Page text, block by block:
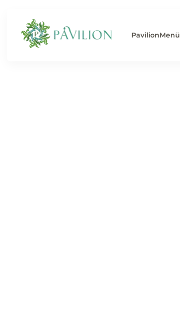
PavilionMenü